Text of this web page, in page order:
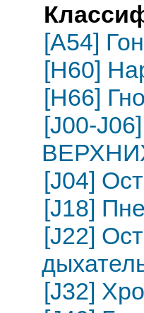
[A54]
[H60]
[H66]
[J00-
[J04]
[J18]
[J22]
[J32]